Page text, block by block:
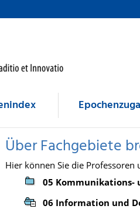
Über Fachgebiete
Hier können Sie die Professoren
05 Kommunikations-
06 Information und